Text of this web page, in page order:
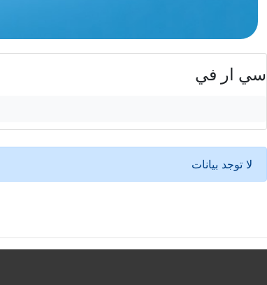
سي ار في
لا توجد بيانات